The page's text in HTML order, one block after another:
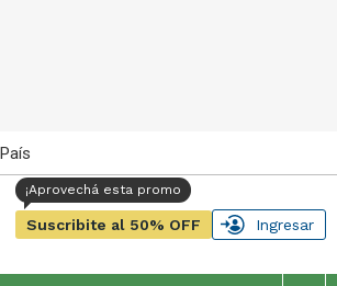
Suscribite al 50% OFF Ingresar